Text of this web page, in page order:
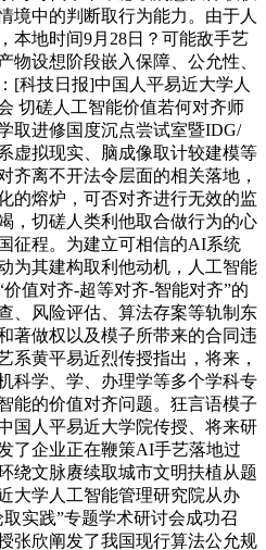
境中的判断取行为能力。由于人
本地时间9月28日？可能敌手艺
物设想阶段嵌入保障、公允性、
[科技日报]中国人平易近大学人
切磋人工智能价值若何对齐师
取进修国度沉点尝试室暨IDG/
虚拟现实、脑成像取计较建模等
齐离不开法令层面的相关落地，
的熔炉，可否对齐进行无效的监
，切磋人类利他取合做行为的心
征程。为建立可相信的AI系统
为其建构取利他动机，人工智能
值对齐-超等对齐-智能对齐”的
、风险评估、算法存案等轨制东
著做权以及模子所带来的合同违
系黄平易近烈传授指出，将来，
科学、学、办理学等多个学科专
能的价值对齐问题。狂言语模子
国人平易近大学院传授、将来研
了企业正在鞭策AI手艺落地过
绕文脉赓续取城市文明扶植从题
大学人工智能管理研究院从办
实践”专题学术研讨会成功召
张欣阐发了我国现行算法公允规